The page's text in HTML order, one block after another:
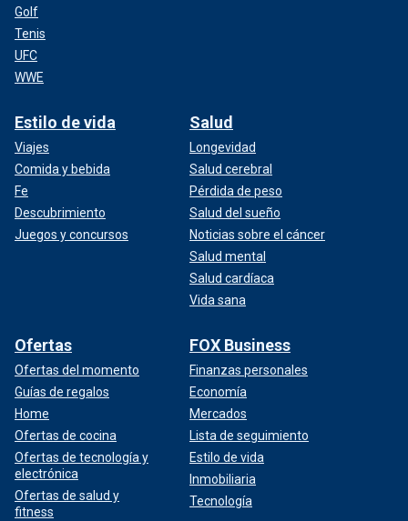
Golf
Tenis
UFC
WWE
Estilo de vida
Viajes
Comida y bebida
Fe
Descubrimiento
Juegos y concursos
Salud
Longevidad
Salud cerebral
Pérdida de peso
Salud del sueño
Noticias sobre el cáncer
Salud mental
Salud cardíaca
Vida sana
Ofertas
Ofertas del momento
Guías de regalos
Home
Ofertas de cocina
Ofertas de tecnología y
electrónica
Ofertas de salud y
fitness
FOX Business
Finanzas personales
Economía
Mercados
Lista de seguimiento
Estilo de vida
Inmobiliaria
Tecnología